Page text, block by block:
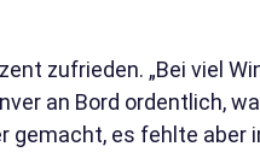
zufrieden. „Bei viel
an Bord ordentlich,
gemacht, es fehlte